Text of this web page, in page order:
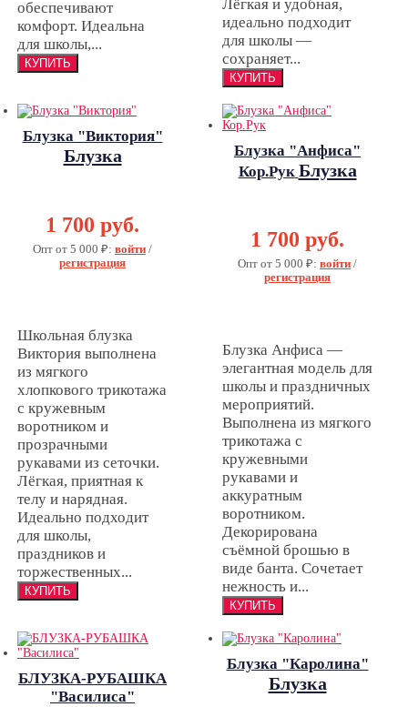
обеспечивают
комфорт. Идеальна
для школы,...
Лёгкая и удобная,
идеально подходит
для школы —
сохраняет...
Блузка "Виктория"
Блузка
1 700 руб.
Опт от 5 000 ₽: войти /
регистрация
Школьная блузка
Виктория выполнена
из мягкого
хлопкового трикотажа
с кружевным
воротником и
прозрачными
рукавами из сеточки.
Лёгкая, приятная к
телу и нарядная.
Идеально подходит
для школы,
праздников и
торжественных...
Блузка "Анфиса"
Кор.Рук Блузка
1 700 руб.
Опт от 5 000 ₽: войти /
регистрация
Блузка Анфиса —
элегантная модель для
школы и праздничных
мероприятий.
Выполнена из мягкого
трикотажа с
кружевными
рукавами и
аккуратным
воротником.
Декорирована
съёмной брошью в
виде банта. Сочетает
нежность и...
БЛУЗКА-РУБАШКА
"Василиса"
Блузка "Каролина"
Блузка